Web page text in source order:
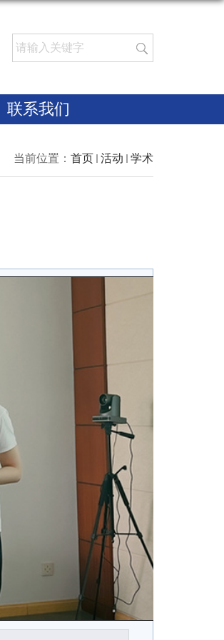
联系我们
当前位置： 首页 活动 学术